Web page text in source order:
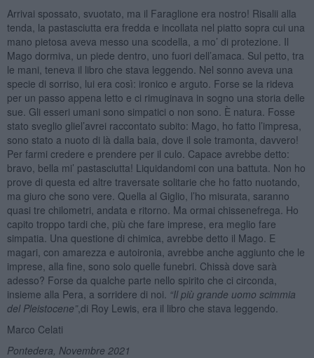
Arrivai spossato, svuotato, ma il Faraglione era nostro! Risalii alla
tenda, la pastasciutta era fredda e incollata nel piatto sopra cui una
mano pietosa aveva messo una scodella, a mo’ di protezione. Il
Mago dormiva, un piede dentro, uno fuori dell’amaca. Sul petto, tra
le mani, teneva il libro che stava leggendo. Nel sonno aveva una
specie di sorriso, lui era così: ironico e arguto. Forse se la rideva
per un passo appena letto e ci rimuginava in sogno una storia delle
sue. Gli esseri umani sono simpatici o non sono. È natura. Fosse
stato sveglio gliel’avrei raccontato subito: Mago, ho fatto l’impresa,
sono stato a nuoto di là dalla baia, dove il sole tramonta, davvero!
Per farmi credere e prendere per il culo. Capace avrebbe detto:
bravo, bella mi’ pastasciutta! Liquidandomi con una battuta. Non ho
prove di questa ed altre traversate solitarie che ho fatto nuotando,
ma giuro che sono vere. Quella al Giglio, l’ho misurata, saranno
quasi tre chilometri, andata e ritorno. Ma ormai chissenefrega. Ho
capito troppo tardi che, più che fare imprese, era meglio fare
simpatia. Una questione di chimica, avrebbe detto il Mago. E
magari, con amarezza e autoironia, avrebbe anche aggiunto che le
imprese, alla fine, sono solo quelle funebri. Chissà dove sarà
adesso? Forse da qualche parte nello spirito che ci circonda,
insieme alla Pera, a sorridere di noi. “Il più grande uomo scimmia
del Pleistocene”,di Roy Lewis, era il libro che stava leggendo.
Marco Celati
Pontedera, Novembre 2021